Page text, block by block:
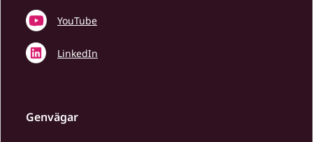
YouTube
LinkedIn
Genvägar